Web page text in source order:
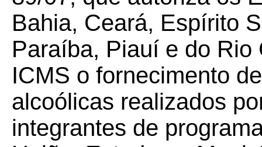
Bahia, Ceará, Espírito
Paraíba, Piauí e do Rio
ICMS o fornecimento
alcoólicas realizados
integrantes de